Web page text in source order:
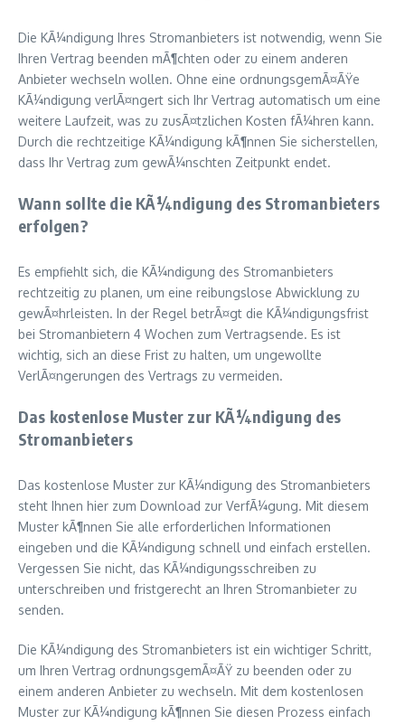
Die KÃ¼ndigung Ihres Stromanbieters ist notwendig, wenn Sie
Ihren Vertrag beenden mÃ¶chten oder zu einem anderen
Anbieter wechseln wollen. Ohne eine ordnungsgemÃ¤ÃŸe
KÃ¼ndigung verlÃ¤ngert sich Ihr Vertrag automatisch um eine
weitere Laufzeit, was zu zusÃ¤tzlichen Kosten fÃ¼hren kann.
Durch die rechtzeitige KÃ¼ndigung kÃ¶nnen Sie sicherstellen,
dass Ihr Vertrag zum gewÃ¼nschten Zeitpunkt endet.
Wann sollte die KÃ¼ndigung des Stromanbieters
erfolgen?
Es empfiehlt sich, die KÃ¼ndigung des Stromanbieters
rechtzeitig zu planen, um eine reibungslose Abwicklung zu
gewÃ¤hrleisten. In der Regel betrÃ¤gt die KÃ¼ndigungsfrist
bei Stromanbietern 4 Wochen zum Vertragsende. Es ist
wichtig, sich an diese Frist zu halten, um ungewollte
VerlÃ¤ngerungen des Vertrags zu vermeiden.
Das kostenlose Muster zur KÃ¼ndigung des
Stromanbieters
Das kostenlose Muster zur KÃ¼ndigung des Stromanbieters
steht Ihnen hier zum Download zur VerfÃ¼gung. Mit diesem
Muster kÃ¶nnen Sie alle erforderlichen Informationen
eingeben und die KÃ¼ndigung schnell und einfach erstellen.
Vergessen Sie nicht, das KÃ¼ndigungsschreiben zu
unterschreiben und fristgerecht an Ihren Stromanbieter zu
senden.
Die KÃ¼ndigung des Stromanbieters ist ein wichtiger Schritt,
um Ihren Vertrag ordnungsgemÃ¤ÃŸ zu beenden oder zu
einem anderen Anbieter zu wechseln. Mit dem kostenlosen
Muster zur KÃ¼ndigung kÃ¶nnen Sie diesen Prozess einfach